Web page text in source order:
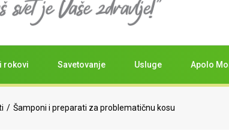
rokovi Savetovanje Usluge Apolo
Šamponi i preparati za problematičnu kosu